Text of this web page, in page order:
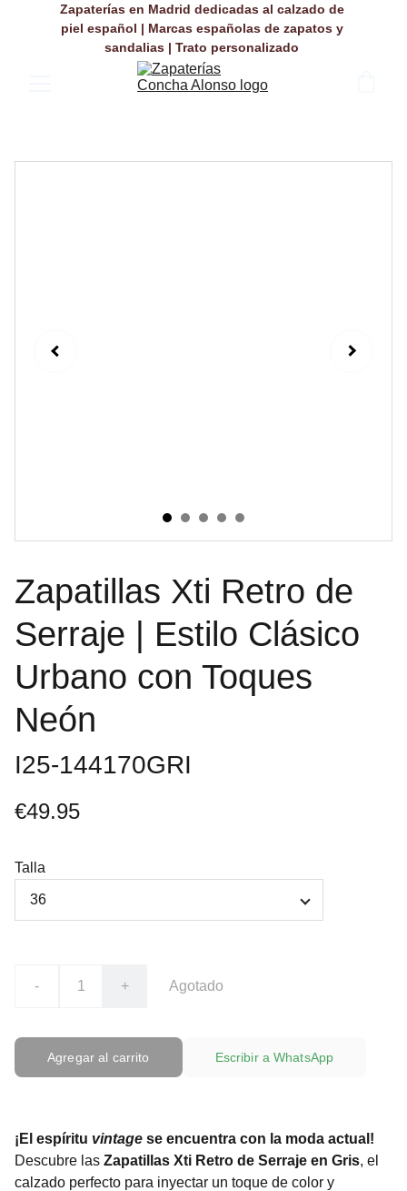
Zapaterías en Madrid dedicadas al calzado de
piel español | Marcas españolas de zapatos y
sandalias | Trato personalizado
Zapatillas Xti Retro de
Serraje | Estilo Clásico
Urbano con Toques
Neón
I25-144170GRI
€49.95
Talla
- + Agotado
Agregar al carrito Escribir a WhatsApp
¡El espíritu vintage se encuentra con la moda actual!
Descubre las Zapatillas Xti Retro de Serraje en Gris, el
calzado perfecto para inyectar un toque de color y